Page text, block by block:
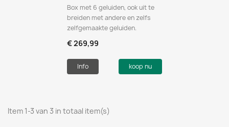
Box met 6 geluiden, ook uit te
breiden met andere en zelfs
zelfgemaakte geluiden.
€ 269,99
Info koop nu
Item 1-3 van 3 in totaal item(s)